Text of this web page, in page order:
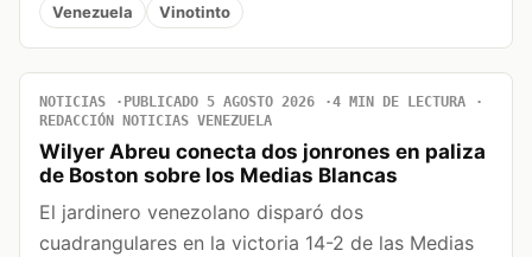
Venezuela
Vinotinto
NOTICIAS PUBLICADO 5 AGOSTO 2026
4 MIN DE LECTURA
REDACCIÓN NOTICIAS VENEZUELA
Wilyer Abreu conecta dos jonrones en paliza
de Boston sobre los Medias Blancas
El jardinero venezolano disparó dos
cuadrangulares en la victoria 14-2 de las Medias